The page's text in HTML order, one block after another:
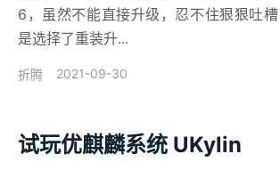
6，虽然不能直接升级，忍不住狠狠吐
是选择了重装升...
折腾 2021-09-30
试玩优麒麟系统 UKylin